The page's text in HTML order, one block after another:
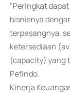
"Peringkat
bisnisnya
terpasangnya,
ketersediaan
(capacity) yang
Pefindo.
Kinerja